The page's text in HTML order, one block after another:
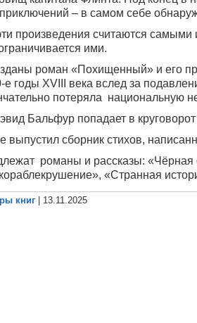
– в самом себе
произведения считаются самыми
ими.
роман «Похищенный» и его
е годы XVIII века вслед за
потеряла национальную
Бальфур попадает в
выпустил сборник стихов,
романы и рассказы:
«Странная
книг | 13.11.2025